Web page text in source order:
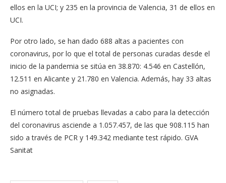
ellos en la UCI; y 235 en la provincia de Valencia, 31 de ellos en
UCI.
Por otro lado, se han dado 688 altas a pacientes con
coronavirus, por lo que el total de personas curadas desde el
inicio de la pandemia se sitúa en 38.870: 4.546 en Castellón,
12.511 en Alicante y 21.780 en Valencia. Además, hay 33 altas
no asignadas.
El número total de pruebas llevadas a cabo para la detección
del coronavirus asciende a 1.057.457, de las que 908.115 han
sido a través de PCR y 149.342 mediante test rápido. GVA
Sanitat